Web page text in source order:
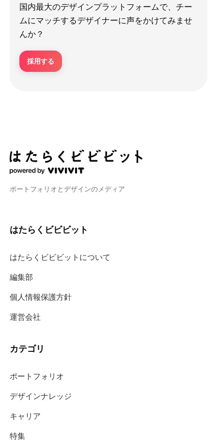
国内最大のデザインプラットフォームで、チー
ムにマッチするデザイナーに声をかけてみませ
んか？
採用する
ポートフォリオとデザインのメディア
はたらくビビビット
はたらくビビビットについて
編集部
個人情報保護方針
運営会社
カテゴリ
ポートフォリオ
デザインナレッジ
キャリア
特集